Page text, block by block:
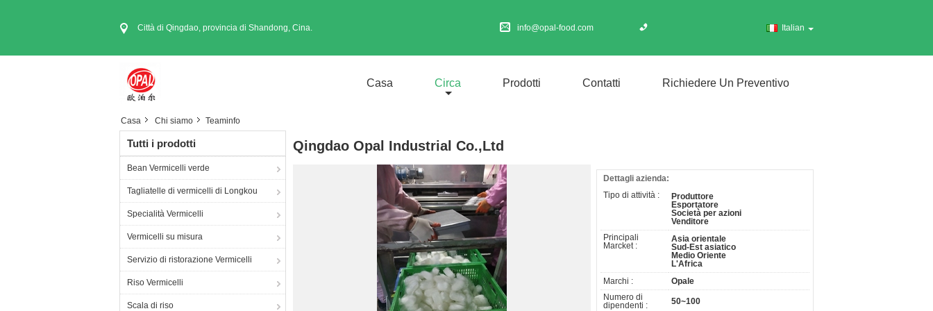
Città di Qingdao, provincia di Shandong, Cina. info@opal-food.com Italian
Casa Circa Prodotti Contatti Richiedere Un Preventivo
Casa Chi siamo Teaminfo
Tutti i prodotti
Bean Vermicelli verde
Tagliatelle di vermicelli di Longkou
Specialità Vermicelli
Vermicelli su misura
Servizio di ristorazione Vermicelli
Riso Vermicelli
Scala di riso
Qingdao Opal Industrial Co.,Ltd
Dettagli azienda:
Tipo di attività :
Produttore
Esportatore
Società per azioni
Venditore
Principali
Marcket :
Asia orientale
Sud-Est asiatico
Medio Oriente
L'Africa
Marchi :
Opale
Numero di
dipendenti :
50~100